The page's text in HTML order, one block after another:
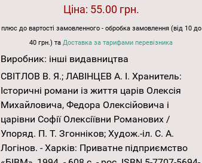
Ціна: 55.00 грн.
плюс до вартості замовленного - обробка замовлення (від 10 до
40 грн.) таДоставка за тарифами перевізника
Виробник: інші видавництва
СВІТЛОВ В. Я.; ЛАВІНЦЕВ А. І. Хранитель:
Історичні романи із життя царів Олексія
Михайловича, Федора Олексійовича і
царівни Софії Олексіївни Романових /
Упоряд. П. Т. Згонніков; Худож.-іл. С. А.
Логінов. - Харків: Приватне підприємство